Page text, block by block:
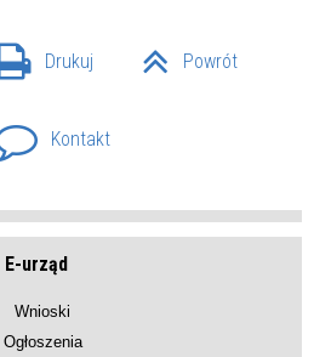
Drukuj Powrót
Kontakt
E-urząd
Wnioski
Ogłoszenia